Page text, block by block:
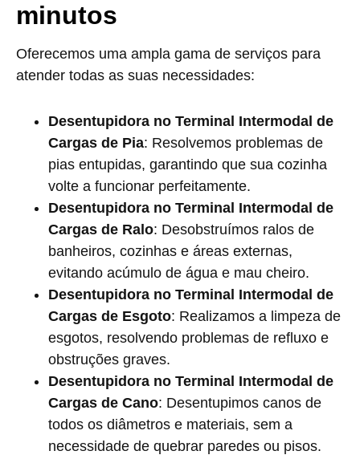
minutos
Oferecemos uma ampla gama de serviços para
atender todas as suas necessidades:
Desentupidora no Terminal Intermodal de
Cargas de Pia: Resolvemos problemas de
pias entupidas, garantindo que sua cozinha
volte a funcionar perfeitamente.
Desentupidora no Terminal Intermodal de
Cargas de Ralo: Desobstruímos ralos de
banheiros, cozinhas e áreas externas,
evitando acúmulo de água e mau cheiro.
Desentupidora no Terminal Intermodal de
Cargas de Esgoto: Realizamos a limpeza de
esgotos, resolvendo problemas de refluxo e
obstruções graves.
Desentupidora no Terminal Intermodal de
Cargas de Cano: Desentupimos canos de
todos os diâmetros e materiais, sem a
necessidade de quebrar paredes ou pisos.